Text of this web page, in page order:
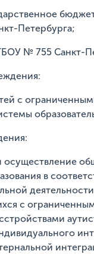
Петербурга;
№ 755 Санкт-
с
осуществление
в
с